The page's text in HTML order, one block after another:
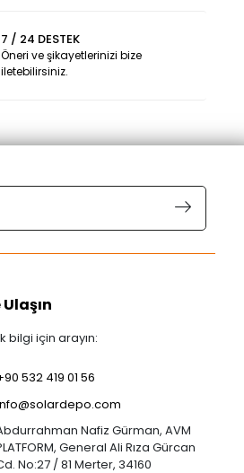
7 / 24 DESTEK
Öneri ve şikayetlerinizi bize
iletebilirsiniz.
bilgi için arayın:
532 419 01 56
Nafiz Gürman, AVM
General Ali Rıza Gürcan
No:27 / 81 Merter, 34160